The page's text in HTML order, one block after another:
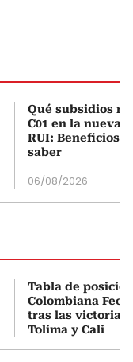
Qué subsidios
C01 en la nueva
RUI: Beneficios
saber
06/08/2026
Tabla de
Colombiana
tras las victorias
Tolima y Cali